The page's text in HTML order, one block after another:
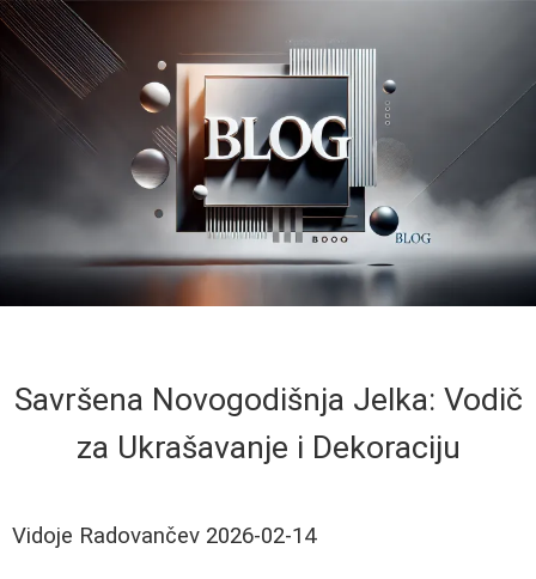
Savršena Novogodišnja Jelka: Vodič
za Ukrašavanje i Dekoraciju
Vidoje Radovančev 2026-02-14